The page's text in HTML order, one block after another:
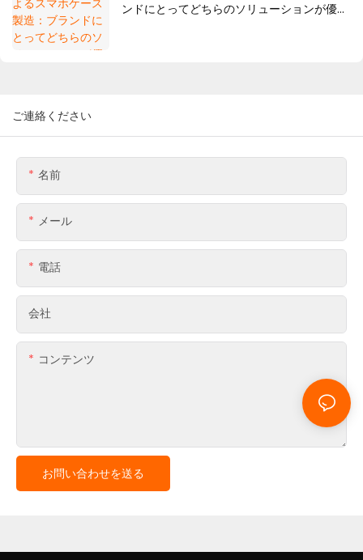
ンドにとってどちらのソリューションが優れ
ご連絡ください
名前
メール
電話
会社
コンテンツ
お問い合わせを送る